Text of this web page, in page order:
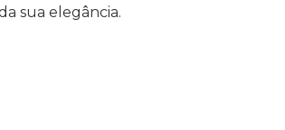
sua elegância.